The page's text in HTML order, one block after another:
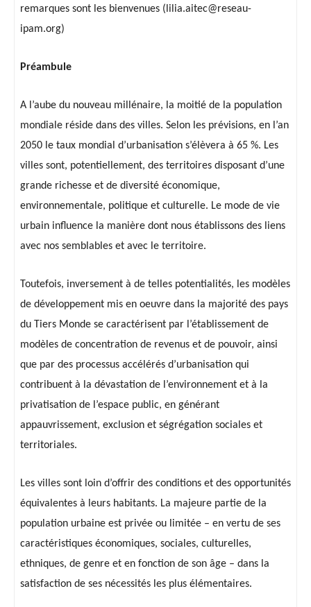
remarques sont les bienvenues (lilia.aitec@reseau-
ipam.org)
Préambule
A l’aube du nouveau millénaire, la moitié de la population
mondiale réside dans des villes. Selon les prévisions, en l’an
2050 le taux mondial d’urbanisation s’élèvera à 65 %. Les
villes sont, potentiellement, des territoires disposant d’une
grande richesse et de diversité économique,
environnementale, politique et culturelle. Le mode de vie
urbain influence la manière dont nous établissons des liens
avec nos semblables et avec le territoire.
Toutefois, inversement à de telles potentialités, les modèles
de développement mis en oeuvre dans la majorité des pays
du Tiers Monde se caractérisent par l’établissement de
modèles de concentration de revenus et de pouvoir, ainsi
que par des processus accélérés d’urbanisation qui
contribuent à la dévastation de l’environnement et à la
privatisation de l’espace public, en générant
appauvrissement, exclusion et ségrégation sociales et
territoriales.
Les villes sont loin d’offrir des conditions et des opportunités
équivalentes à leurs habitants. La majeure partie de la
population urbaine est privée ou limitée – en vertu de ses
caractéristiques économiques, sociales, culturelles,
ethniques, de genre et en fonction de son âge – dans la
satisfaction de ses nécessités les plus élémentaires.